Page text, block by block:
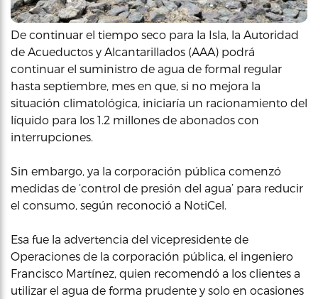
De continuar el tiempo seco para la Isla, la Autoridad
de Acueductos y Alcantarillados (AAA) podrá
continuar el suministro de agua de formal regular
hasta septiembre, mes en que, si no mejora la
situación climatológica, iniciaría un racionamiento del
líquido para los 1.2 millones de abonados con
interrupciones.
Sin embargo, ya la corporación pública comenzó
medidas de ‘control de presión del agua’ para reducir
el consumo, según reconoció a NotiCel.
Esa fue la advertencia del vicepresidente de
Operaciones de la corporación pública, el ingeniero
Francisco Martínez, quien recomendó a los clientes a
utilizar el agua de forma prudente y solo en ocasiones